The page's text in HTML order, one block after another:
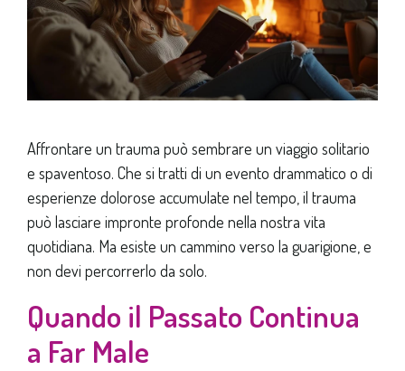
Affrontare un trauma può sembrare un viaggio solitario
e spaventoso. Che si tratti di un evento drammatico o di
esperienze dolorose accumulate nel tempo, il trauma
può lasciare impronte profonde nella nostra vita
quotidiana. Ma esiste un cammino verso la guarigione, e
non devi percorrerlo da solo.
Quando il Passato Continua
a Far Male